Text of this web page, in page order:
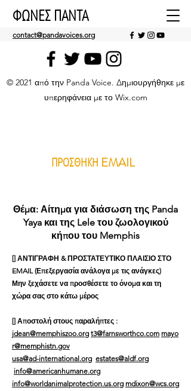
ΦΩΝΕΣ ΠΑΝΤΑ
contact@pandavoices.org
© 2021 από την Panda Voice. Δημιουργήθηκε με
υπερηφάνεια με το Wix.com
ΠΡΟΣΘΗΚΗ EMAIL
Θέμα: Αίτημα για διάσωση της Panda
Yaya και της Lele του ζωολογικού
κήπου του Memphis
[] ΑΝΤΙΓΡΑΦΗ & ΠΡΟΣΤΑΤΕΥΤΙΚΟ ΠΛΑΙΣΙΟ ΣΤΟ
EMAIL (Επεξεργασία ανάλογα με τις ανάγκες)
Μην ξεχάσετε να προσθέσετε το όνομα και τη
χώρα σας στο κάτω μέρος
[] Αποστολή στους παραλήπτες :
jdean@memphiszoo.org t3@farnsworthco.com mayo
r@memphistn.gov
usa@ad-international.org estates@aldf.org
info@americanhumane.org
info@worldanimalprotection.us.org mdixon@wcs.org